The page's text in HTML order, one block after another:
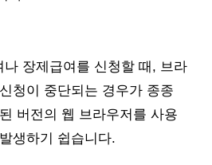
나 장제급여를 신청할 때, 브라
청이 중단되는 경우가 종종
버전의 웹 브라우저를 사용
생하기 쉽습니다.